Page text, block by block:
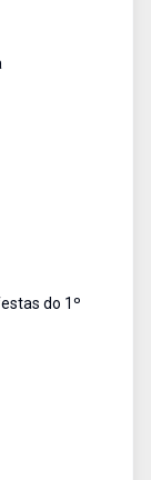
do 1º